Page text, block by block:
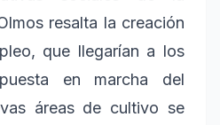
resalta la creación
que llegarían a los
en marcha del
áreas de cultivo se